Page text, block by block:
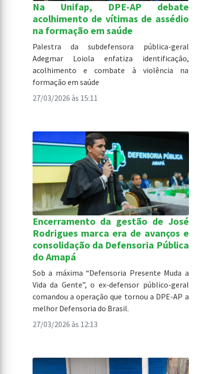
Na Unifap, DPE-AP debate
acolhimento de vítimas de assédio
na formação em saúde
Palestra da subdefensora pública-geral
Adegmar Loiola enfatiza identificação,
acolhimento e combate à violência na
formação em saúde
27/03/2026 às 15:11
Encerramento da gestão de José
Rodrigues marca era de avanços e
consolidação da Defensoria Pública
do Amapá
Sob a máxima “Defensoria Presente Muda a
Vida da Gente”, o ex-defensor público-geral
comandou a operação que tornou a DPE-AP a
melhor Defensoria do Brasil.
27/03/2026 às 12:13